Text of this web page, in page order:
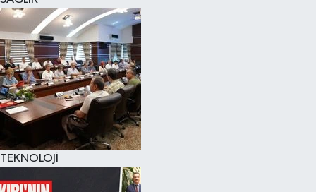
TEKNOLOJİ